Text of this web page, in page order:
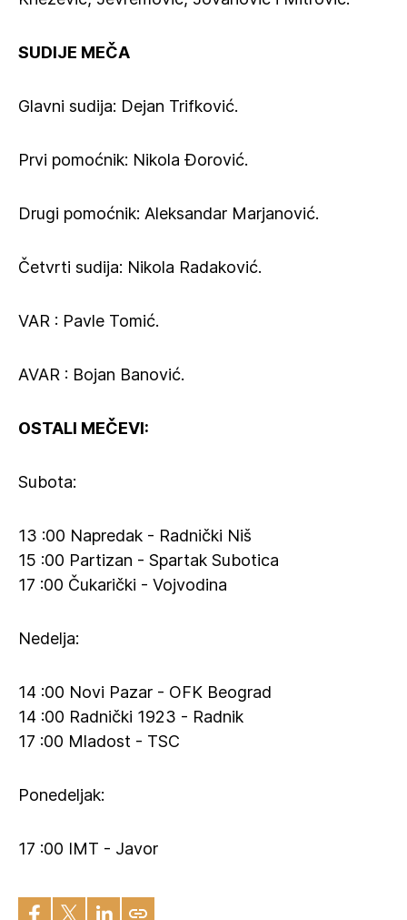
SUDIJE MEČA
Glavni sudija: Dejan Trifković.
Prvi pomoćnik: Nikola Đorović.
Drugi pomoćnik: Aleksandar Marjanović.
Četvrti sudija: Nikola Radaković.
VAR : Pavle Tomić.
AVAR : Bojan Banović.
OSTALI MEČEVI:
Subota:
13 :00 Napredak - Radnički Niš
15 :00 Partizan - Spartak Subotica
17 :00 Čukarički - Vojvodina
Nedelja:
14 :00 Novi Pazar - OFK Beograd
14 :00 Radnički 1923 - Radnik
17 :00 Mladost - TSC
Ponedeljak:
17 :00 IMT - Javor